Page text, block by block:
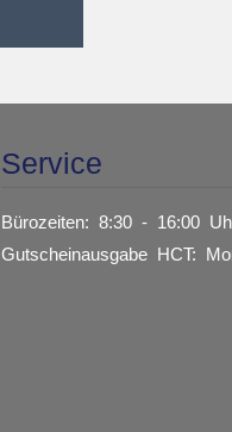
Service
Bürozeiten: 8:30 - 16:00
Gutscheinausgabe HCT: